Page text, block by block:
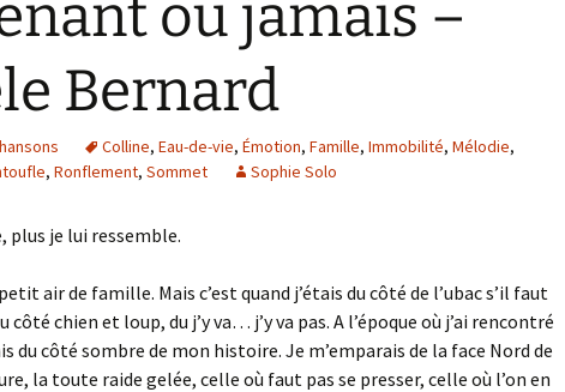
ou jamais –
Bernard
Colline, Eau-de-vie, Émotion, Famille, Immobilité, Mélodie,
, Ronflement, Sommet Sophie Solo
plus je lui ressemble.
air de famille. Mais c’est quand j’étais du côté de l’ubac s’il faut
chien et loup, du j’y va… j’y va pas. A l’époque où j’ai rencontré
du côté sombre de mon histoire. Je m’emparais de la face Nord de
la toute raide gelée, celle où faut pas se presser, celle où l’on en